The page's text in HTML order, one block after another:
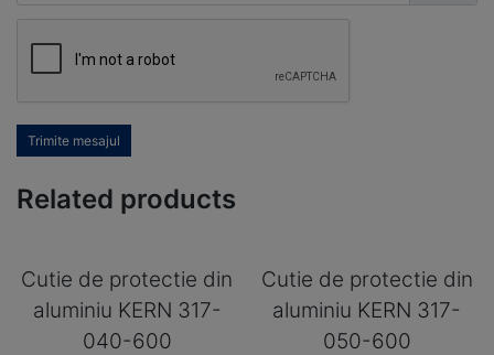
Trimite mesajul
Related products
Cutie de protectie din
aluminiu KERN 317-
040-600
Cutie de protectie din
aluminiu KERN 317-
050-600